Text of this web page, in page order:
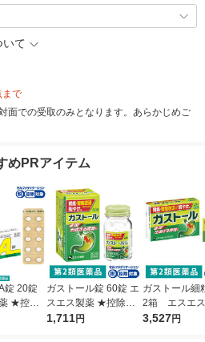
いて
まで
面での受取のみとなります。あらかじめご
めPRアイテム
錠 20錠
★控除
しこみ
ガストール錠 60錠 エ
スエス製薬 ★控除★
胃腸薬 胃痛 胸やけ 胃
1,711円
ガストール細
2箱 エスエ
控除★ 胃腸薬
3,527円